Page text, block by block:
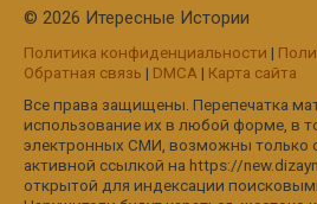
© 2026 Итересные Истории
Политика конфиденциальности |
Обратная связь | DMCA | Карта сайта
Все права защищены. Перепечатка
использование их в любой форме, в
электронных СМИ, возможны только
активной ссылкой на https://
открытой для индексации